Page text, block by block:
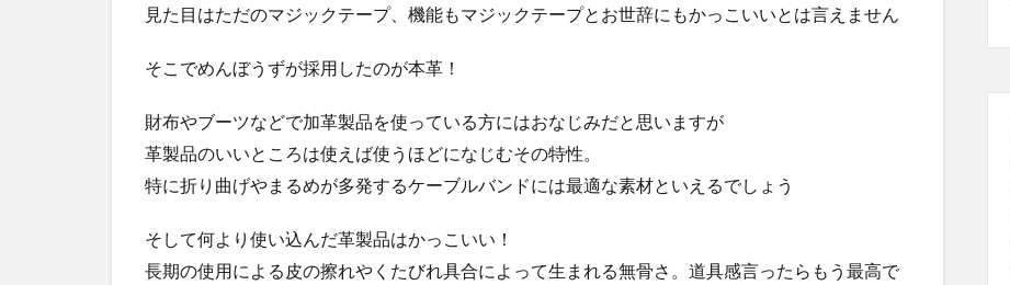
見た目はただのマジックテープ、機能もマジックテープとお世辞にもかっこいいとは言えません
そこでめんぼうずが採用したのが本革！
財布やブーツなどで加革製品を使っている方にはおなじみだと思いますが
革製品のいいところは使えば使うほどになじむその特性。
特に折り曲げやまるめが多発するケーブルバンドには最適な素材といえるでしょう
そして何より使い込んだ革製品はかっこいい！
長期の使用による皮の擦れやくたびれ具合によって生まれる無骨さ。道具感言ったらもう最高で